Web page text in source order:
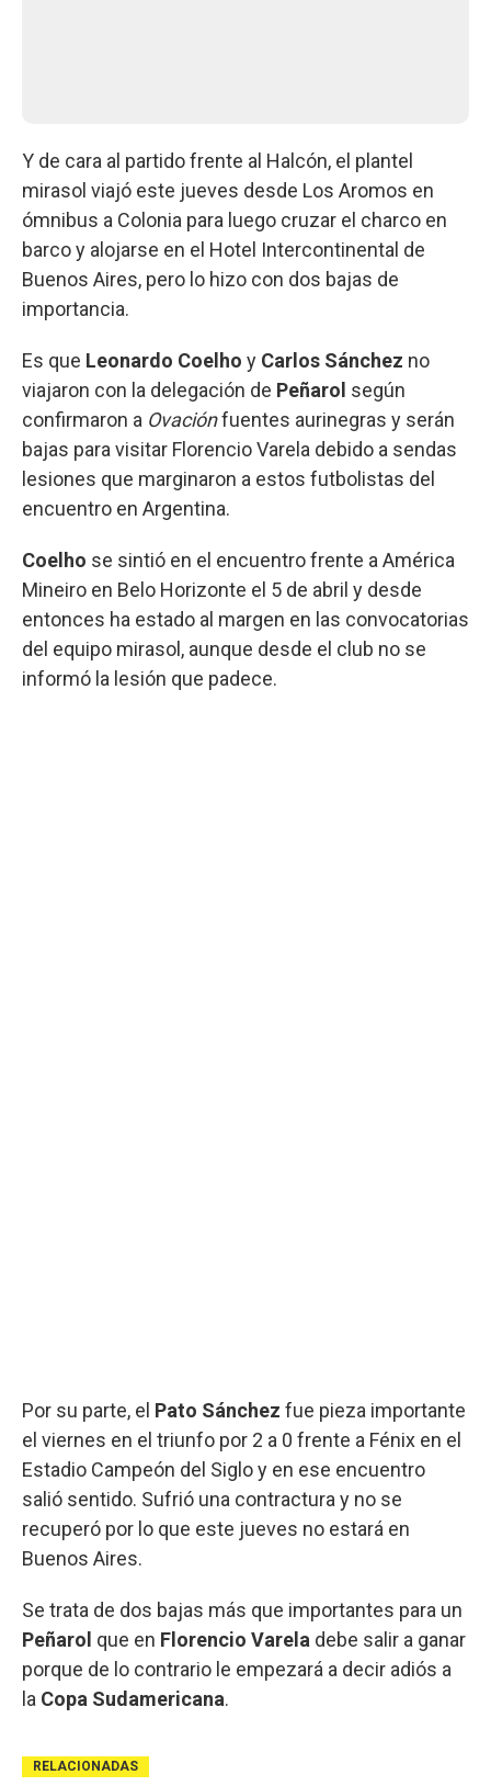
Y de cara al partido frente al Halcón, el plantel
mirasol viajó este jueves desde Los Aromos en
ómnibus a Colonia para luego cruzar el charco en
barco y alojarse en el Hotel Intercontinental de
Buenos Aires, pero lo hizo con dos bajas de
importancia.
Es que Leonardo Coelho y Carlos Sánchez no
viajaron con la delegación de Peñarol según
confirmaron a Ovaciónfuentes aurinegras y serán
bajas para visitar Florencio Varela debido a sendas
lesiones que marginaron a estos futbolistas del
encuentro en Argentina.
Coelho se sintió en el encuentro frente a América
Mineiro en Belo Horizonte el 5 de abril y desde
entonces ha estado al margen en las convocatorias
del equipo mirasol, aunque desde el club no se
informó la lesión que padece.
Por su parte, el Pato Sánchez fue pieza importante
el viernes en el triunfo por 2 a 0 frente a Fénix en el
Estadio Campeón del Siglo y en ese encuentro
salió sentido. Sufrió una contractura y no se
recuperó por lo que este jueves no estará en
Buenos Aires.
Se trata de dos bajas más que importantes para un
Peñarol que en Florencio Varela debe salir a ganar
porque de lo contrario le empezará a decir adiós a
la Copa Sudamericana.
RELACIONADAS